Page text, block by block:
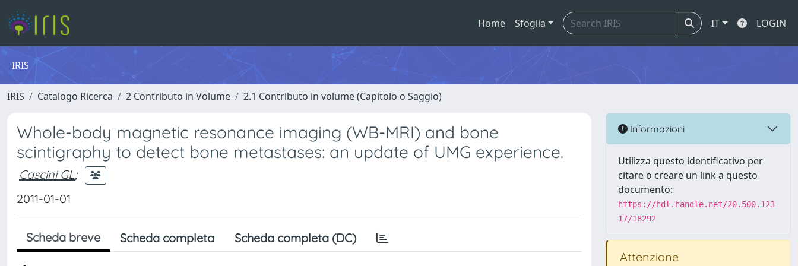
Home Sfoglia IT LOGIN
IRIS
IRIS Catalogo Ricerca 2 Contributo in Volume 2.1 Contributo in volume (Capitolo o Saggio)
Whole-body magnetic resonance imaging (WB-MRI) and bone
scintigraphy to detect bone metastases: an update of UMG experience.
Cascini GL;
2011-01-01
Scheda breve Scheda completa Scheda completa (DC)
Informazioni
Utilizza questo identificativo per
citare o creare un link a questo
documento:
https://hdl.handle.net/20.500.123
17/18292
Attenzione